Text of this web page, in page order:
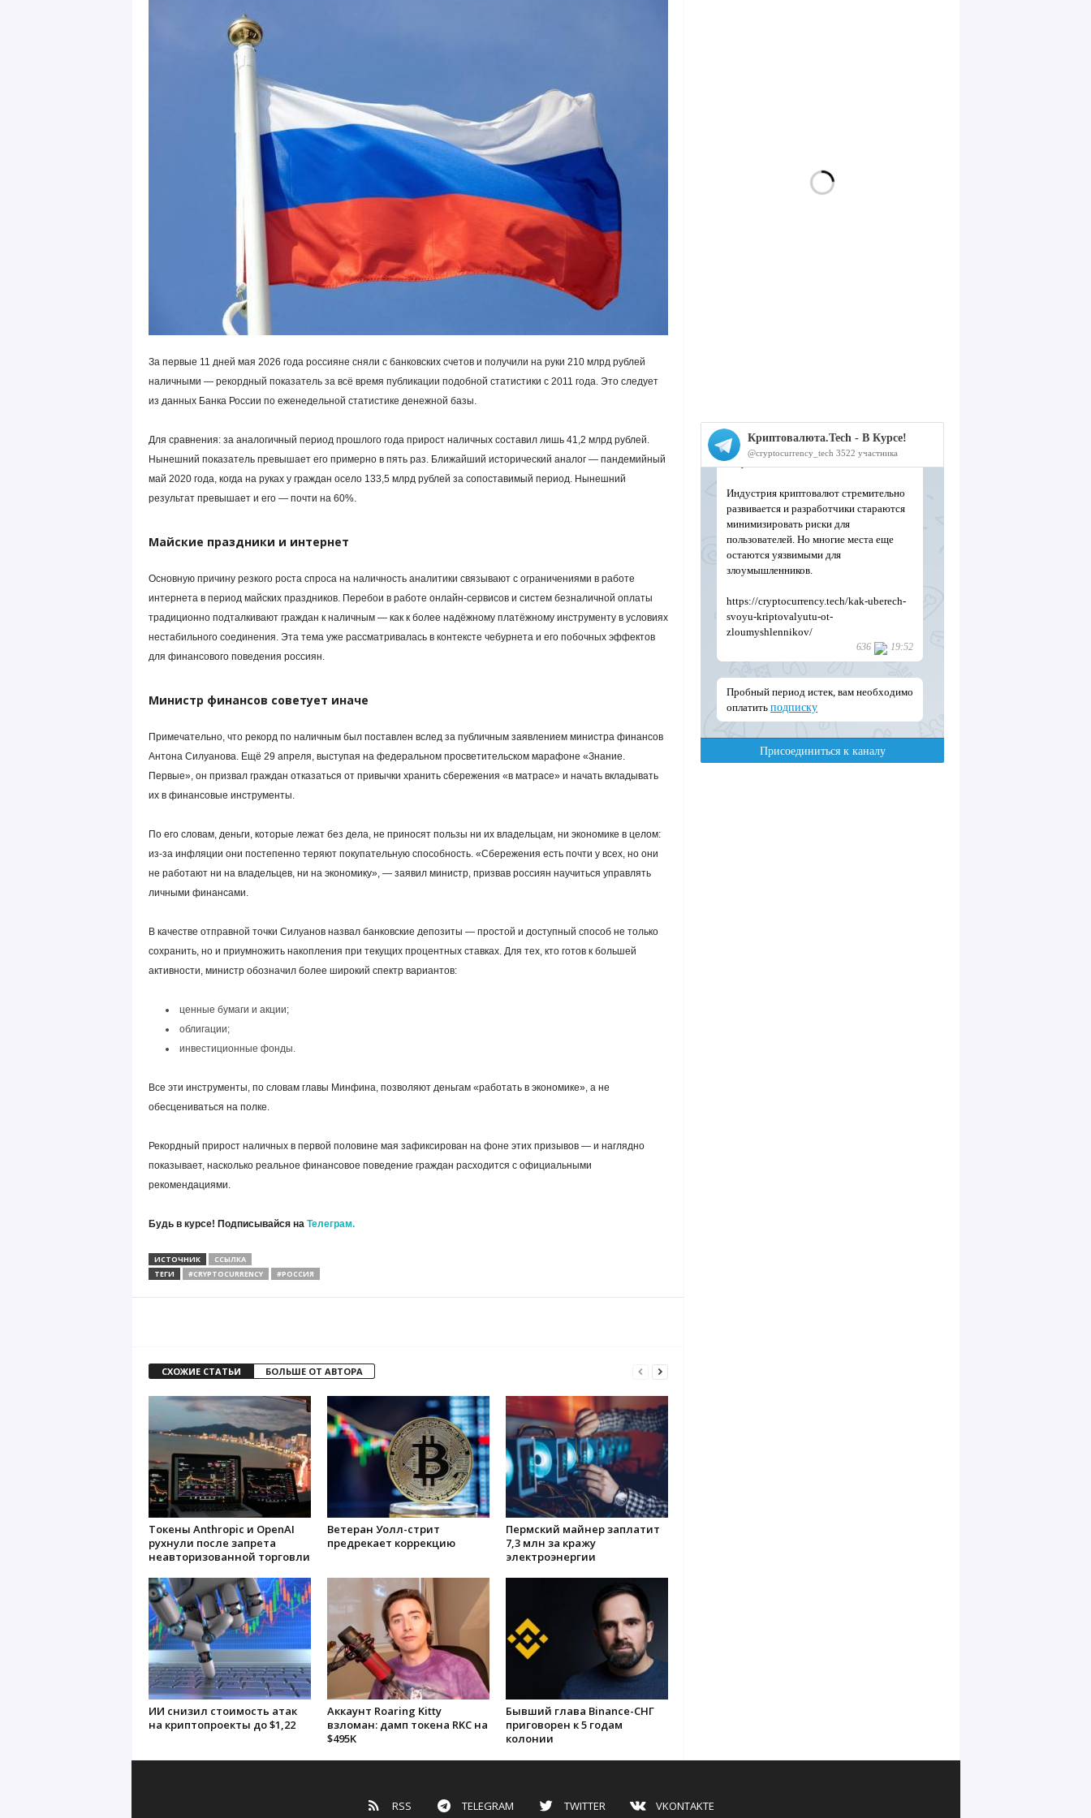
За первые 11 дней мая 2026 года россияне сняли с банковских счетов и получили на руки 210 млрд рублей
наличными — рекордный показатель за всё время публикации подобной статистики с 2011 года. Это следует
из данных Банка России по еженедельной статистике денежной базы.
Для сравнения: за аналогичный период прошлого года прирост наличных составил лишь 41,2 млрд рублей.
Нынешний показатель превышает его примерно в пять раз. Ближайший исторический аналог — пандемийный
май 2020 года, когда на руках у граждан осело 133,5 млрд рублей за сопоставимый период. Нынешний
результат превышает и его — почти на 60%.
Майские праздники и интернет
Основную причину резкого роста спроса на наличность аналитики связывают с ограничениями в работе
интернета в период майских праздников. Перебои в работе онлайн-сервисов и систем безналичной оплаты
традиционно подталкивают граждан к наличным — как к более надёжному платёжному инструменту в условиях
нестабильного соединения. Эта тема уже рассматривалась в контексте чебурнета и его побочных эффектов
для финансового поведения россиян.
Министр финансов советует иначе
Примечательно, что рекорд по наличным был поставлен вслед за публичным заявлением министра финансов
Антона Силуанова. Ещё 29 апреля, выступая на федеральном просветительском марафоне «Знание.
Первые», он призвал граждан отказаться от привычки хранить сбережения «в матрасе» и начать вкладывать
их в финансовые инструменты.
По его словам, деньги, которые лежат без дела, не приносят пользы ни их владельцам, ни экономике в целом:
из-за инфляции они постепенно теряют покупательную способность. «Сбережения есть почти у всех, но они
не работают ни на владельцев, ни на экономику», — заявил министр, призвав россиян научиться управлять
личными финансами.
В качестве отправной точки Силуанов назвал банковские депозиты — простой и доступный способ не только
сохранить, но и приумножить накопления при текущих процентных ставках. Для тех, кто готов к большей
активности, министр обозначил более широкий спектр вариантов:
ценные бумаги и акции;
облигации;
инвестиционные фонды.
Все эти инструменты, по словам главы Минфина, позволяют деньгам «работать в экономике», а не
обесцениваться на полке.
Рекордный прирост наличных в первой половине мая зафиксирован на фоне этих призывов — и наглядно
показывает, насколько реальное финансовое поведение граждан расходится с официальными
рекомендациями.
Будь в курсе! Подписывайся на Телеграм.
ИСТОЧНИК
ССЫЛКА
ТЕГИ
#CRYPTOCURRENCY #РОССИЯ
СХОЖИЕ СТАТЬИ БОЛЬШЕ ОТ АВТОРА
Токены Anthropic и OpenAI
рухнули после запрета
неавторизованной торговли
Ветеран Уолл-стрит
предрекает коррекцию
Пермский майнер заплатит
7,3 млн за кражу
электроэнергии
ИИ снизил стоимость атак
на криптопроекты до $1,22
Аккаунт Roaring Kitty
взломан: дамп токена RKC на
$495K
Бывший глава Binance-СНГ
приговорен к 5 годам
колонии
RSS TELEGRAM TWITTER VKONTAKTE